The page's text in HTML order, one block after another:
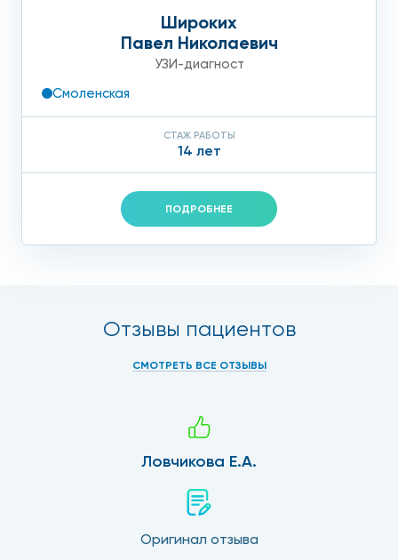
Широких
Павел Николаевич
УЗИ-диагност
Смоленская
СТАЖ РАБОТЫ
14 лет
ПОДРОБНЕЕ
Отзывы пациентов
СМОТРЕТЬ ВСЕ ОТЗЫВЫ
Ловчикова Е.А.
Оригинал отзыва